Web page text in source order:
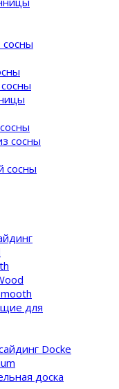
сосны
сосны
сосны
для
Docke
доска